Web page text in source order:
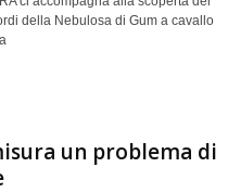
della Nebulosa di Gum a cavallo
un problema di